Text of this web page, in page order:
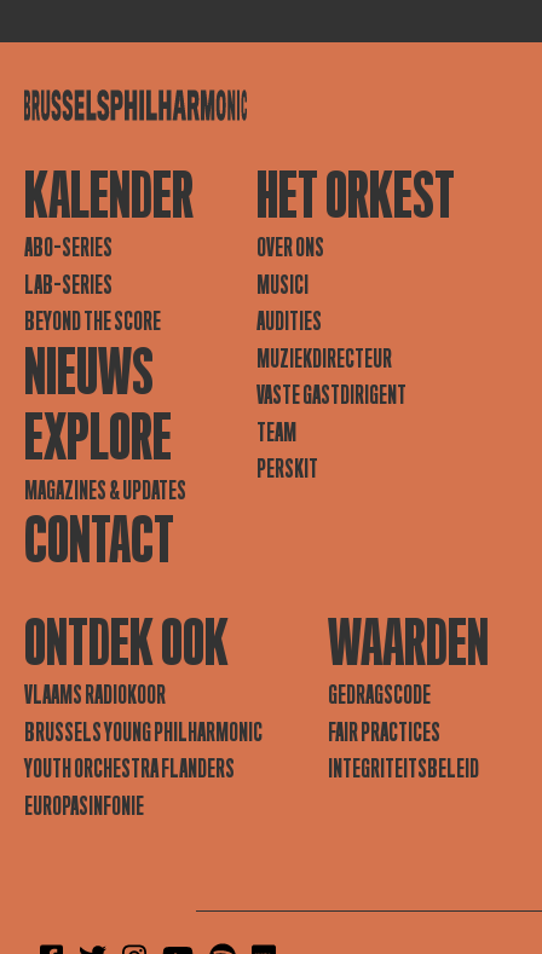
KALENDER
ABO-SERIES
LAB-SERIES
BEYOND THE SCORE
NIEUWS
EXPLORE
MAGAZINES & UPDATES
CONTACT
HET ORKEST
OVER ONS
MUSICI
AUDITIES
MUZIEKDIRECTEUR
VASTE GASTDIRIGENT
TEAM
PERSKIT
ONTDEK OOK
VLAAMS RADIOKOOR
BRUSSELS YOUNG PHILHARMONIC
YOUTH ORCHESTRA FLANDERS
EUROPASINFONIE
WAARDEN
GEDRAGSCODE
FAIR PRACTICES
INTEGRITEITSBELEID